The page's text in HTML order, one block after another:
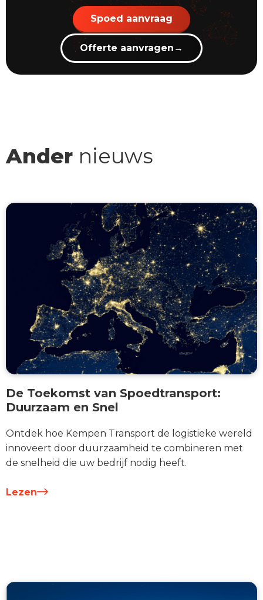
Spoed aanvraag
Offerte aanvragen →
Ander nieuws
De Toekomst van Spoedtransport:
Duurzaam en Snel
Ontdek hoe Kempen Transport de logistieke wereld
innoveert door duurzaamheid te combineren met
de snelheid die uw bedrijf nodig heeft.
Lezen